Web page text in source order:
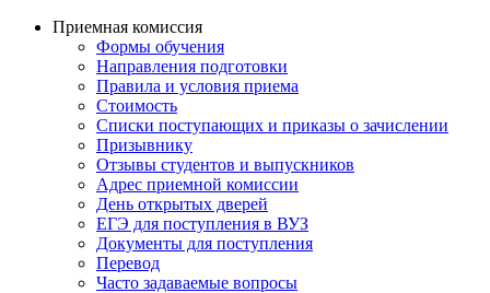
Приемная комиссия
Формы обучения
Направления подготовки
Правила и условия приема
Стоимость
Списки поступающих и приказы о зачислении
Призывнику
Отзывы студентов и выпускников
Адрес приемной комиссии
День открытых дверей
ЕГЭ для поступления в ВУЗ
Документы для поступления
Перевод
Часто задаваемые вопросы